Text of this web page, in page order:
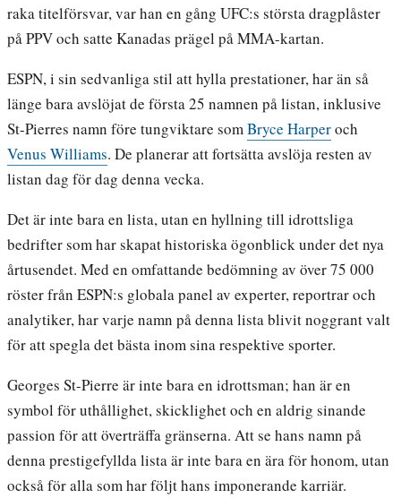
raka titelförsvar, var han en gång UFC:s största dragplåster
på PPV och satte Kanadas prägel på MMA-kartan.
ESPN, i sin sedvanliga stil att hylla prestationer, har än så
länge bara avslöjat de första 25 namnen på listan, inklusive
St-Pierres namn före tungviktare somBryce Harperoch
Venus Williams. De planerar att fortsätta avslöja resten av
listan dag för dag denna vecka.
Det är inte bara en lista, utan en hyllning till idrottsliga
bedrifter som har skapat historiska ögonblick under det nya
årtusendet. Med en omfattande bedömning av över 75 000
röster från ESPN:s globala panel av experter, reportrar och
analytiker, har varje namn på denna lista blivit noggrant valt
för att spegla det bästa inom sina respektive sporter.
Georges St-Pierre är inte bara en idrottsman; han är en
symbol för uthållighet, skicklighet och en aldrig sinande
passion för att överträffa gränserna. Att se hans namn på
denna prestigefyllda lista är inte bara en ära för honom, utan
också för alla som har följt hans imponerande karriär.